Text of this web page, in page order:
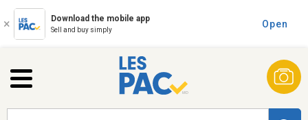
Download the mobile app
Sell and buy simply
Open